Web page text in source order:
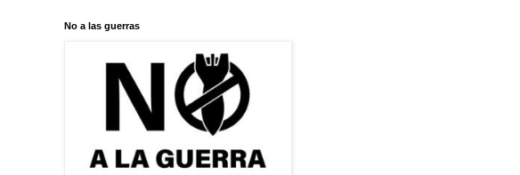
No a las guerras